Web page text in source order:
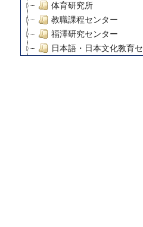
体育研究所
教職課程センター
福澤研究センター
日本語・日本文化教育
グローバルリサーチイ
慶應義塾大学グローバ